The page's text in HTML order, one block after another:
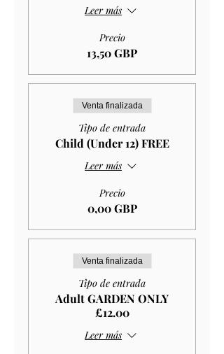
Leer más
Precio
13,50 GBP
Venta finalizada
Tipo de entrada
Child (Under 12) FREE
Leer más
Precio
0,00 GBP
Venta finalizada
Tipo de entrada
Adult GARDEN ONLY
£12.00
Leer más